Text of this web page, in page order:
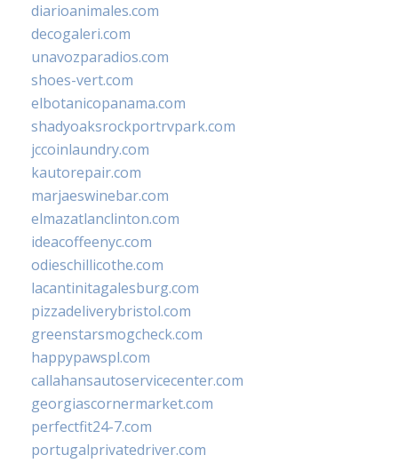
diarioanimales.com
decogaleri.com
unavozparadios.com
shoes-vert.com
elbotanicopanama.com
shadyoaksrockportrvpark.com
jccoinlaundry.com
kautorepair.com
marjaeswinebar.com
elmazatlanclinton.com
ideacoffeenyc.com
odieschillicothe.com
lacantinitagalesburg.com
pizzadeliverybristol.com
greenstarsmogcheck.com
happypawspl.com
callahansautoservicecenter.com
georgiascornermarket.com
perfectfit24-7.com
portugalprivatedriver.com